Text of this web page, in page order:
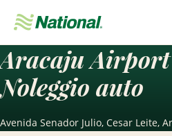
navigazione
Aracaju
Noleggio auto
Avenida Senador Julio, Cesar Leite,